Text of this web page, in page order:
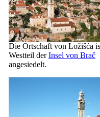
Die Ortschaft von Ložišća
Westteil derInsel von Brač
angesiedelt.